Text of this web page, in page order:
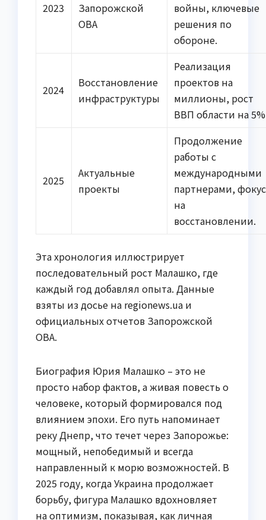
2023
Запорожской
ОВА
войны, ключевые
решения по
обороне.
2024
Восстановление
инфраструктуры
Реализация
проектов на
миллионы, рост
ВВП области на
2025
Актуальные
проекты
Продолжение
работы с
международными
партнерами, фокус
на
восстановлении.
Эта хронология иллюстрирует
последовательный рост Малашко, где
каждый год добавлял опыта. Данные
взяты из досье на regionews.ua и
официальных отчетов Запорожской
ОВА.
Биография Юрия Малашко – это не
просто набор фактов, а живая повесть о
человеке, который формировался под
влиянием эпохи. Его путь напоминает
реку Днепр, что течет через Запорожье:
мощный, непобедимый и всегда
направленный к морю возможностей. В
2025 году, когда Украина продолжает
борьбу, фигура Малашко вдохновляет
на оптимизм, показывая, как личная